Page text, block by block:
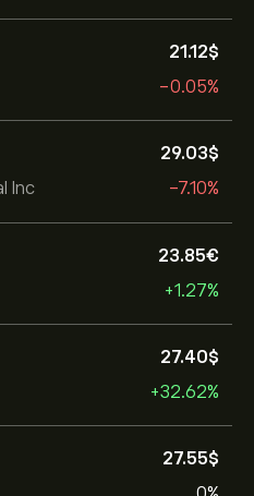
21.12‎$‎
-0.05%
Inc
29.03‎$‎
-7.10%
23.85‎€‎
+1.27%
27.40‎$‎
+32.62%
27.55‎$‎